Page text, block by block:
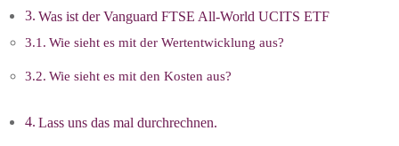
Was ist der Vanguard FTSE All-World UCITS ETF
Wie sieht es mit der Wertentwicklung aus?
Wie sieht es mit den Kosten aus?
Lass uns das mal durchrechnen.